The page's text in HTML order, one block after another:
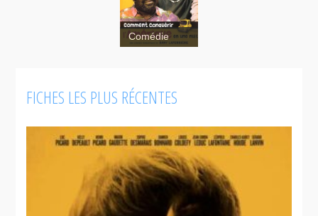
Comment
conquérir
en une nuit
Comédie
FICHES LES PLUS RÉCENTES